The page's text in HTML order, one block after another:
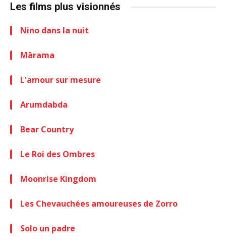
Les films plus visionnés
Nino dans la nuit
Mārama
L'amour sur mesure
Arumdabda
Bear Country
Le Roi des Ombres
Moonrise Kingdom
Les Chevauchées amoureuses de Zorro
Solo un padre